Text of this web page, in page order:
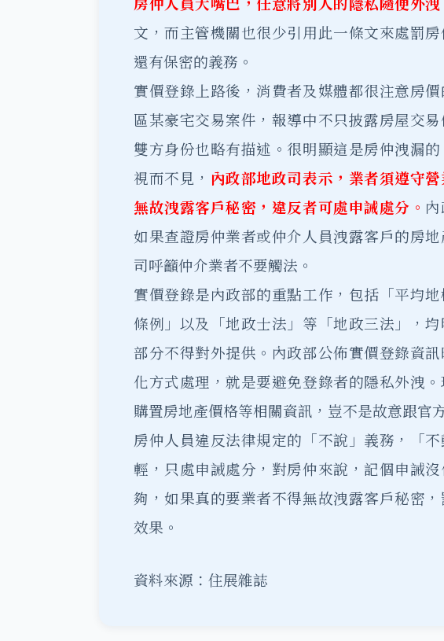
文，而主管機關也很少引用此一條文來處罰
還有保密的義務。
實價登錄上路後，消費者及媒體都很注意房
區某豪宅交易案件，報導中不只披露房屋交
雙方身份也略有描述。很明顯這是房仲洩漏
視而不見， 內政部地政司表示，業者須遵守
無故洩露客戶秘密，違反者可處申誡處分。
如果查證房仲業者或仲介人員洩露客戶的房
司呼籲仲介業者不要觸法。
實價登錄是內政部的重點工作，包括「平均
條例」以及「地政士法」等「地政三法」，
部分不得對外提供。內政部公佈實價登錄資
化方式處理，就是要避免登錄者的隱私外洩
購置房地產價格等相關資訊，豈不是故意跟官
房仲人員違反法律規定的「不說」義務，「
輕，只處申誡處分，對房仲來說，記個申誡
夠，如果真的要業者不得無故洩露客戶秘密
效果。
資料來源：住展雜誌